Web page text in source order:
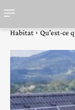
Habitat Qu'est-ce